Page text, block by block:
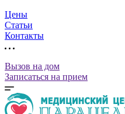
Цены
Статьи
Контакты
Вызов на дом
Записаться на прием